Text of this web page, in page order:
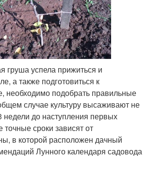
груша успела прижиться и
а также подготовиться к
необходимо подобрать правильные
случае культуру высаживают не
до наступления первых
сроки зависят от
в которой расположен дачный
Лунного календаря садовода